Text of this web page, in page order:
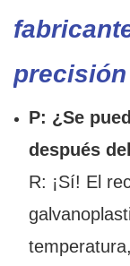
precisión
P: ¿Se
después
R: ¡Sí! El